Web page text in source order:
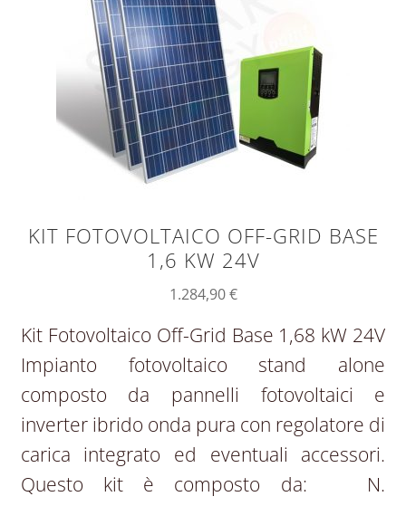
KIT FOTOVOLTAICO OFF-GRID BASE
1,6 KW 24V
1.284,90€
Kit Fotovoltaico Off-Grid Base 1,68 kW 24V
Impianto fotovoltaico stand alone
composto da pannelli fotovoltaici e
inverter ibrido onda pura con regolatore di
carica integrato ed eventuali accessori.
Questo kit è composto da: N.